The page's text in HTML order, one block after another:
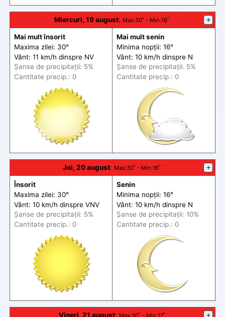
Miercuri, 19 august: Max:30˚ - Min:16˚ +
Mai mult însorit
Maxima zilei: 30°
Vânt: 11 km/h dinspre NV
Șanse de precipitații: 5%
Cantitate precip.: 0
Mai mult senin
Minima nopții: 16°
Vânt: 10 km/h dinspre N
Șanse de precipitații: 5%
Cantitate precip.: 0
Joi, 20 august: Max:30˚ - Min:16˚ +
Însorit
Maxima zilei: 30°
Vânt: 10 km/h dinspre VNV
Șanse de precipitații: 5%
Cantitate precip.: 0
Senin
Minima nopții: 16°
Vânt: 10 km/h dinspre N
Șanse de precipitații: 10%
Cantitate precip.: 0
Vineri, 21 august: Max:30˚ - Min:17˚ +